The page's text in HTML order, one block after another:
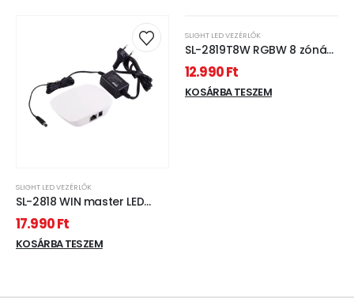
SLIGHT LED VEZÉRLŐK
SL-2818 WIN master LED
vezérlő WI-FI jelátakító
17.990Ft
KOSÁRBA TESZEM
SLIGHT LED VEZÉRLŐK
SL-2819T8W RGBW 8 zónás
fehér LED távszabályzó
12.990Ft
KOSÁRBA TESZEM